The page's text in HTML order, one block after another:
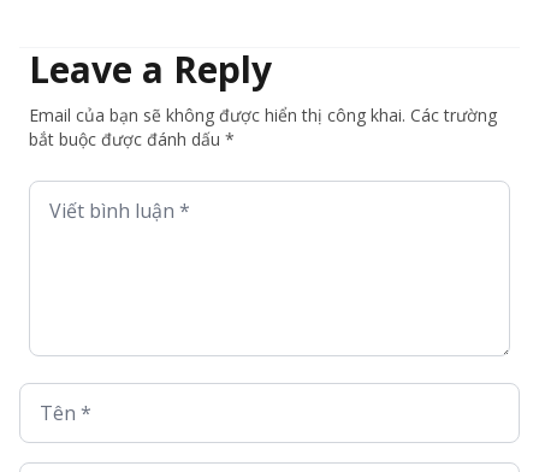
Leave a Reply
Email của bạn sẽ không được hiển thị công khai. Các trường
bắt buộc được đánh dấu *
Viết bình luận *
Tên *